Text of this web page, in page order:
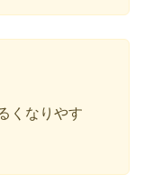
くなりやす